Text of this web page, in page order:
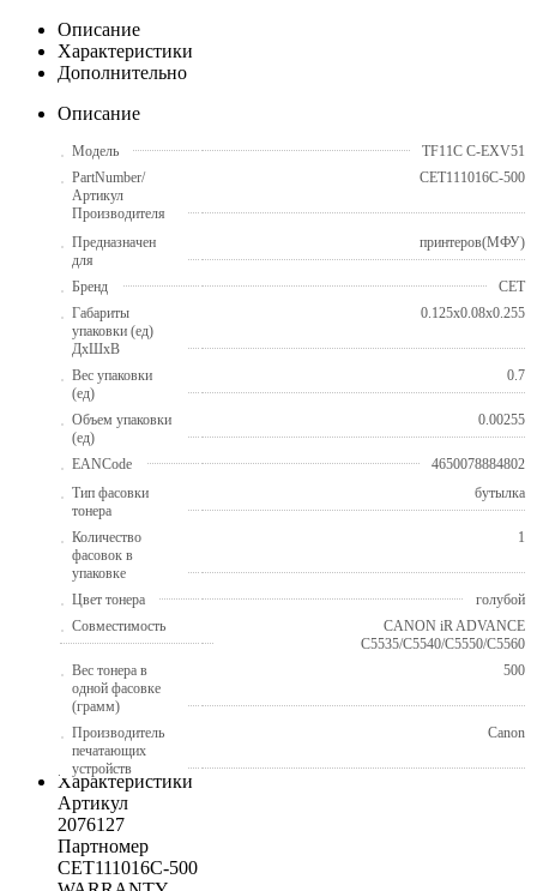
Описание
Характеристики
Дополнительно
Описание
Модель
TF11C C-EXV51
PartNumber/
Артикул
Производителя
CET111016C-500
Предназначен
для
принтеров(МФУ)
Бренд
CET
Габариты
упаковки (ед)
ДхШхВ
0.125x0.08x0.255
Вес упаковки
(ед)
0.7
Объем упаковки
(ед)
0.00255
EANCode
4650078884802
Тип фасовки
тонера
бутылка
Количество
фасовок в
упаковке
1
Цвет тонера
голубой
Совместимость
CANON iR ADVANCE
C5535/C5540/C5550/C5560
Вес тонера в
одной фасовке
(грамм)
500
Производитель
печатающих
устройств
Canon
Характеристики
Артикул
2076127
Партномер
CET111016C-500